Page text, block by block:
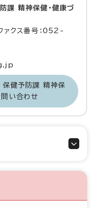
課 精神保健・健康づ
クス番号：052-
保健予防課 精神保
問い合わせ